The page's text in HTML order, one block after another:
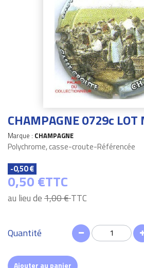
CHAMPAGNE 0729c
Marque : CHAMPAGNE
Polychrome, casse-croute-Référencée
-0,50 €
0,50 €TTC
au lieu de1,00 €TTC
Quantité
Ajouter au panier